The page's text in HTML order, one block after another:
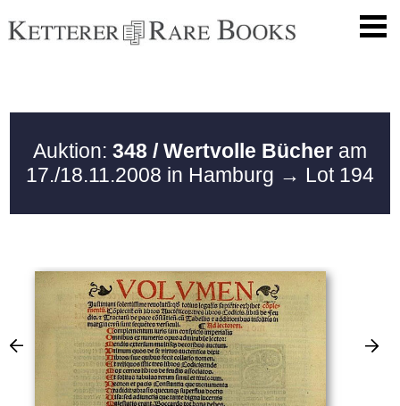
Auktion: 348 / Wertvolle Bücher am
17./18.11.2008 in Hamburg → Lot 194